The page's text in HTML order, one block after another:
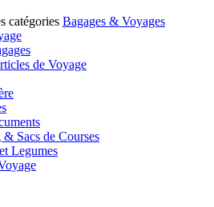
catégories Bagages & Voyages
de Voyage
& Sacs de Courses
Legumes